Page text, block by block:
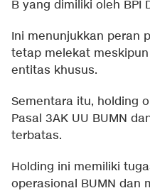
B yang dimiliki oleh BPI
Ini menunjukkan peran
tetap melekat
entitas khusus.
Sementara itu, holding
Pasal 3AK UU BUMN
terbatas.
Holding ini memiliki
operasional BUMN dan